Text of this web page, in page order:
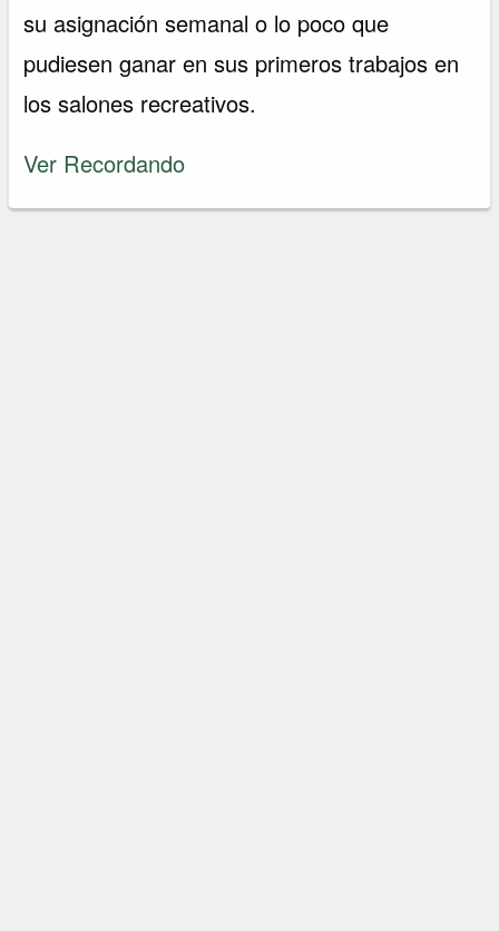
su asignación semanal o lo poco que
pudiesen ganar en sus primeros trabajos en
los salones recreativos.
Ver Recordando